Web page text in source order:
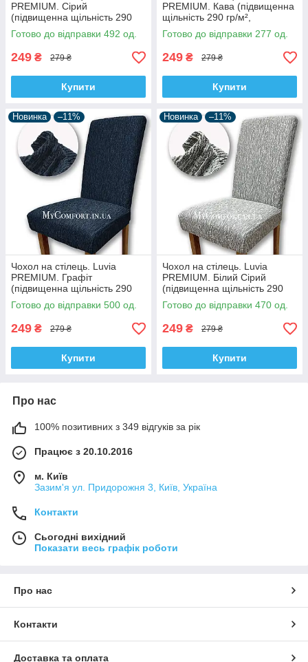
PREMIUM. Сірий
(підвищенна щільність 290
гр/м², Туреччина)
Готово до відправки 492 од.
249 ₴ 279 ₴
Купити
PREMIUM. Кава (підвищенна
щільність 290 гр/м²,
Туреччина)
Готово до відправки 277 од.
249 ₴ 279 ₴
Купити
Новинка –11%
Чохол на стілець. Luvia
PREMIUM. Графіт
(підвищенна щільність 290
гр/м², Туреччина)
Готово до відправки 500 од.
249 ₴ 279 ₴
Купити
Новинка –11%
Чохол на стілець. Luvia
PREMIUM. Білий Сірий
(підвищенна щільність 290
гр/м², Туреччина)
Готово до відправки 470 од.
249 ₴ 279 ₴
Купити
Про нас
100% позитивних з 349 відгуків за рік
Працює з 20.10.2016
м. Київ
Зазим'я ул. Придорожня 3, Київ, Україна
Контакти
Сьогодні вихідний
Показати весь графік роботи
Про нас
Контакти
Доставка та оплата